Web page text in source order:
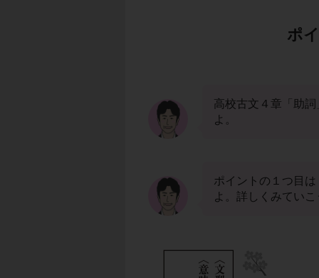
ポ
高校古文４章「助
よ。
ポイントの１つ目
よ。詳しくみていこ